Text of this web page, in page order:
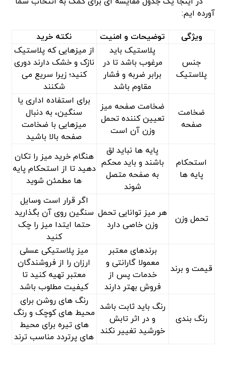
آورده ‌ایم:
ویژگی توضیحات و امنیت نکته خرید
جنس
پلاستیک
پلاستیک باید
مرغوب باشد تا در
برابر ضربه و فشار
مقاوم باشد
از میزهایی که پلاستیک
نازک و خشک دارند دوری
کنید؛ زیرا سریع می
‌شکنند
ضخامت
صفحه
ضخامت صفحه میز
تعیین ‌کننده تحمل
وزن آن است
برای استفاده اداری یا
سنگین، به دنبال
میزهایی با ضخامت
صفحه بالا باشید
استحکام
پایه ها
پایه ها نباید لق
باشند و باید محکم
به صفحه متصل
شوند
هنگام خرید میز را تکان
دهید تا از استحکام پایه
ها مطمئن شوید
تحمل وزن
هر میز توانایی تحمل
وزن خاصی دارد
اگر قرار است وسایل
سنگین روی آن بگذارید
حتما ایتدا میز را چک
کنید
قیمت و برند
برندهای معتبر
معمولا گارانتی و
خدمات پس از
فروش بهتر دارند
میز پلاستیکی عسلی
ارزان را از فروشندگان
معتبر تهیه کنید تا
کیفیت مطلوب باشد
رنگ بندی
رنگ باید ثابت باشد
و در اثر تابش
خورشید تغییر نکند
رنگ ‌های روشن برای
محیط‌ های کوچک و رنگ
‌های تیره برای محیط
‌های پرتردد مناسب‌ ترند